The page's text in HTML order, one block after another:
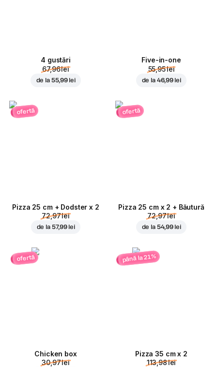
4 gustări
67,96 lei
de la 55,99 lei
Five-in-one
55,95 lei
de la 46,99 lei
ofertă
Pizza 25 cm + Dodster x 2
72,97 lei
de la 57,99 lei
ofertă
Pizza 25 cm x 2 + Băutură
72,97 lei
de la 54,99 lei
ofertă
Chicken box
30,97 lei
până la 21%
Pizza 35 cm x 2
113,98 lei